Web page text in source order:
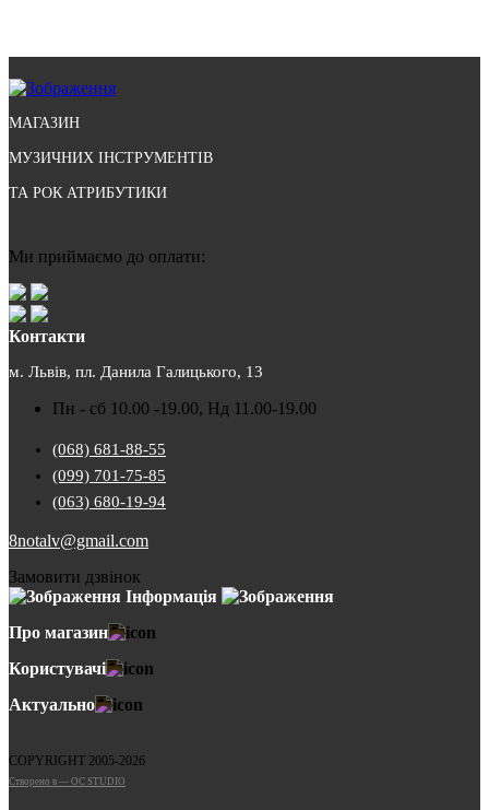
МАГАЗИН
МУЗИЧНИХ ІНСТРУМЕНТІВ
ТА РОК АТРИБУТИКИ
Ми приймаємо до оплати:
Контакти
м. Львів, пл. Данила Галицького, 13
Пн - сб 10.00 -19.00, Нд 11.00-19.00
(068) 681-88-55
(099) 701-75-85
(063) 680-19-94
8notalv@gmail.com
Замовити дзвінок
Інформація
Про магазин
Користувачі
Актуально
COPYRIGHT 2005-2026
Cтворено в — OC STUDIO